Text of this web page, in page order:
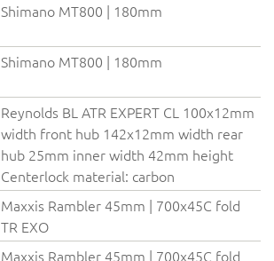
Shimano MT800 | 180mm
Shimano MT800 | 180mm
Reynolds BL ATR EXPERT CL 100x12mm
width front hub 142x12mm width rear
hub 25mm inner width 42mm height
Centerlock material: carbon
Maxxis Rambler 45mm | 700x45C fold
TR EXO
Maxxis Rambler 45mm | 700x45C fold